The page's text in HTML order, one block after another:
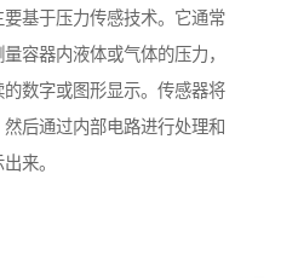
基于压力传感技术。它通常
容器内液体或气体的压力，
数字或图形显示。传感器将
后通过内部电路进行处理和
来。